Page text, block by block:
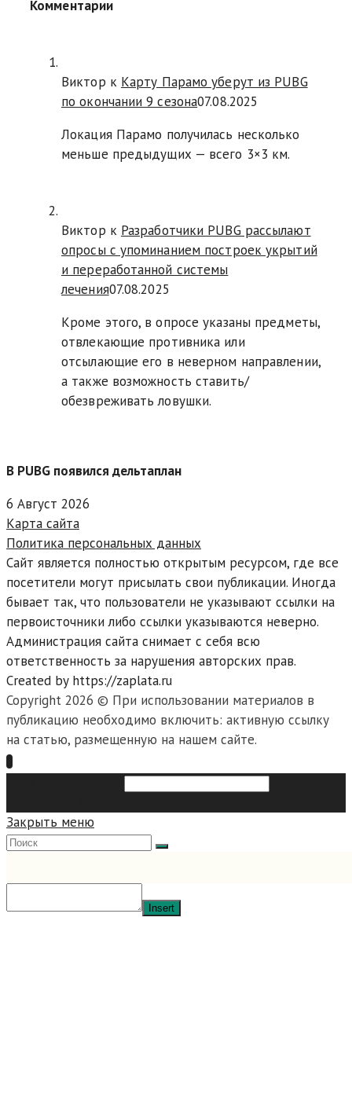
Комментарии
Виктор к Карту Парамо уберут из PUBG
по окончании 9 сезона07.08.2025
Локация Парамо получилась несколько
меньше предыдущих — всего 3×3 км.
Виктор к Разработчики PUBG рассылают
опросы с упоминанием построек укрытий
и переработанной системы
лечения07.08.2025
Кроме этого, в опросе указаны предметы,
отвлекающие противника или
отсылающие его в неверном направлении,
а также возможность ставить/
обезвреживать ловушки.
В PUBG появился дельтаплан
6 Август 2026
Карта сайта
Политика персональных данных
Сайт является полностью открытым ресурсом, где все
посетители могут присылать свои публикации. Иногда
бывает так, что пользователи не указывают ссылки на
первоисточники либо ссылки указываются неверно.
Администрация сайта снимает с себя всю
ответственность за нарушения авторских прав.
Created by https://zaplata.ru
Copyright 2026 © При использовании материалов в
публикацию необходимо включить: активную ссылку
на статью, размещенную на нашем сайте.
Закрыть меню
Insert